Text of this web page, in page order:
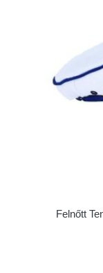
Felnőtt